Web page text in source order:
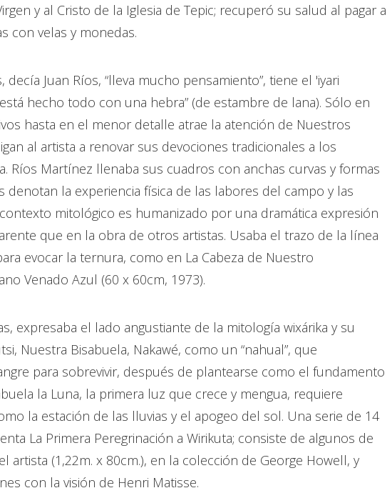
y al Cristo de la Iglesia de Tepic; recuperó su salud al pagar a
con velas y monedas.
Juan Ríos, “lleva mucho pensamiento”, tiene el 'iyari
hecho todo con una hebra” (de estambre de lana). Sólo en
hasta en el menor detalle atrae la atención de Nuestros
al artista a renovar sus devociones tradicionales a los
Ríos Martínez llenaba sus cuadros con anchas curvas y formas
denotan la experiencia física de las labores del campo y las
mitológico es humanizado por una dramática expresión
que en la obra de otros artistas. Usaba el trazo de la línea
evocar la ternura, como en La Cabeza de Nuestro
Venado Azul (60 x 60cm, 1973).
expresaba el lado angustiante de la mitología wixárika y su
Nuestra Bisabuela, Nakawé, como un “nahual”, que
para sobrevivir, después de plantearse como el fundamento
la Luna, la primera luz que crece y mengua, requiere
la estación de las lluvias y el apogeo del sol. Una serie de 14
La Primera Peregrinación a Wirikuta; consiste de algunos de
artista (1,22m. x 80cm.), en la colección de George Howell, y
con la visión de Henri Matisse.